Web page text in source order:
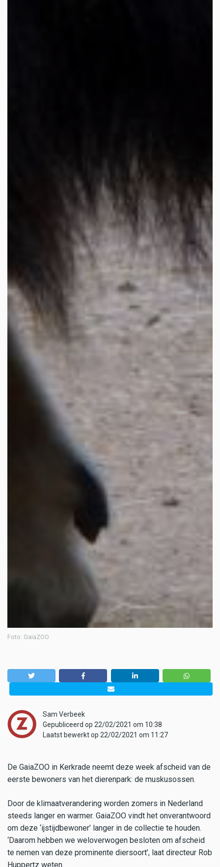
Foto: GaiaZOO
Sam Verbeek
Gepubliceerd op 22/02/2021 om 10:38
Laatst bewerkt op 22/02/2021 om 11:27
De GaiaZOO in Kerkrade neemt deze week afscheid van de
eerste bewoners van het dierenpark: de muskusossen.
Door de klimaatverandering worden zomers in Nederland
steeds langer en warmer. GaiaZOO vindt het onverantwoord
om deze ‘ijstijdbewoner’ langer in de collectie te houden.
‘Daarom hebben we weloverwogen besloten om afscheid
te nemen van deze prominente diersoort’, laat directeur Rob
Huppertz weten.